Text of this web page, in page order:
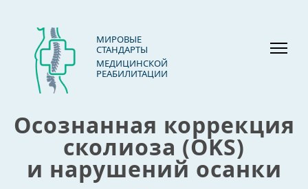
МИРОВЫЕ
СТАНДАРТЫ
МЕДИЦИНСКОЙ
РЕАБИЛИТАЦИИ
Осознанная коррекция
сколиоза (OKS)
и нарушений осанки